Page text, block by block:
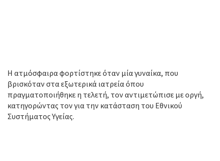
Η ατμόσφαιρα φορτίστηκε όταν μία γυναίκα, που
βρισκόταν στα εξωτερικά ιατρεία όπου
πραγματοποιήθηκε η τελετή, τον αντιμετώπισε με οργή,
κατηγορώντας τον για την κατάσταση του Εθνικού
Συστήματος Υγείας.